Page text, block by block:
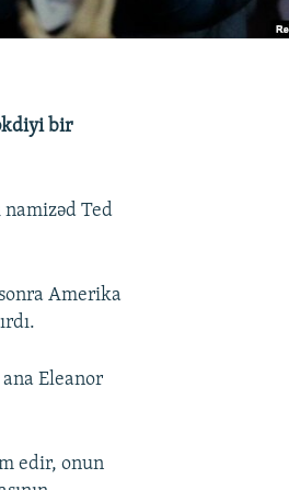
bir
Ted
Amerika
Eleanor
edir, onun